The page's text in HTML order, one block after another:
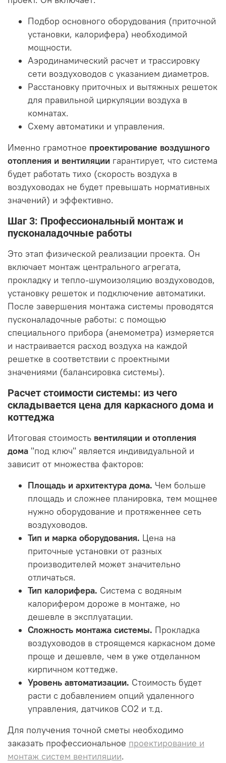
Подбор основного оборудования (приточной
установки, калорифера) необходимой
мощности.
Аэродинамический расчет и трассировку
сети воздуховодов с указанием диаметров.
Расстановку приточных и вытяжных решеток
для правильной циркуляции воздуха в
комнатах.
Схему автоматики и управления.
Именно грамотное проектирование воздушного
отопления и вентиляции гарантирует, что система
будет работать тихо (скорость воздуха в
воздуховодах не будет превышать нормативных
значений) и эффективно.
Шаг 3: Профессиональный монтаж и
пусконаладочные работы
Это этап физической реализации проекта. Он
включает монтаж центрального агрегата,
прокладку и тепло-шумоизоляцию воздуховодов,
установку решеток и подключение автоматики.
После завершения монтажа системы проводятся
пусконаладочные работы: с помощью
специального прибора (анемометра) измеряется
и настраивается расход воздуха на каждой
решетке в соответствии с проектными
значениями (балансировка системы).
Расчет стоимости системы: из чего
складывается цена для каркасного дома и
коттеджа
Итоговая стоимость вентиляции и отопления
дома "под ключ" является индивидуальной и
зависит от множества факторов:
Площадь и архитектура дома. Чем больше
площадь и сложнее планировка, тем мощнее
нужно оборудование и протяженнее сеть
воздуховодов.
Тип и марка оборудования. Цена на
приточные установки от разных
производителей может значительно
отличаться.
Тип калорифера. Система с водяным
калорифером дороже в монтаже, но
дешевле в эксплуатации.
Сложность монтажа системы. Прокладка
воздуховодов в строящемся каркасном доме
проще и дешевле, чем в уже отделанном
кирпичном коттедже.
Уровень автоматизации. Стоимость будет
расти с добавлением опций удаленного
управления, датчиков CO2 и т.д.
Для получения точной сметы необходимо
заказать профессиональное проектирование и
монтаж систем вентиляции.